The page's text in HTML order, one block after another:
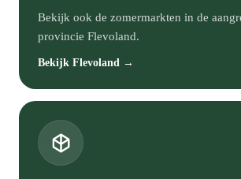
Bekijk ook de zomermarkten in de
provincie Flevoland.
Bekijk Flevoland →